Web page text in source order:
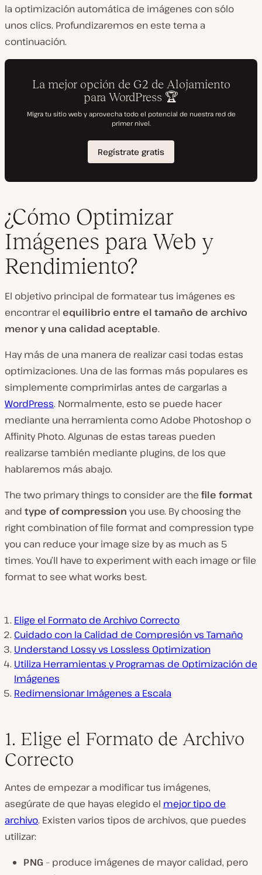
la optimización automática de imágenes con sólo
unos clics. Profundizaremos en este tema a
continuación.
¿Cómo Optimizar
Imágenes para Web y
Rendimiento?
El objetivo principal de formatear tus imágenes es
encontrar el equilibrio entre el tamaño de archivo
menor y una calidad aceptable.
Hay más de una manera de realizar casi todas estas
optimizaciones. Una de las formas más populares es
simplemente comprimirlas antes de cargarlas a
WordPress. Normalmente, esto se puede hacer
mediante una herramienta como Adobe Photoshop o
Affinity Photo. Algunas de estas tareas pueden
realizarse también mediante plugins, de los que
hablaremos más abajo.
The two primary things to consider are the file format
and type of compression you use. By choosing the
right combination of file format and compression type
you can reduce your image size by as much as 5
times. You’ll have to experiment with each image or file
format to see what works best.
Elige el Formato de Archivo Correcto
Cuidado con la Calidad de Compresión vs Tamaño
Understand Lossy vs Lossless Optimization
Utiliza Herramientas y Programas de Optimización de
Imágenes
Redimensionar Imágenes a Escala
1. Elige el Formato de Archivo
Correcto
Antes de empezar a modificar tus imágenes,
asegúrate de que hayas elegido el mejor tipo de
archivo. Existen varios tipos de archivos, que puedes
utilizar:
PNG – produce imágenes de mayor calidad, pero